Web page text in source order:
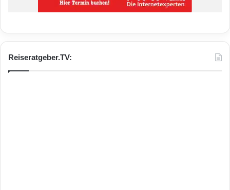
Reiseratgeber.TV: